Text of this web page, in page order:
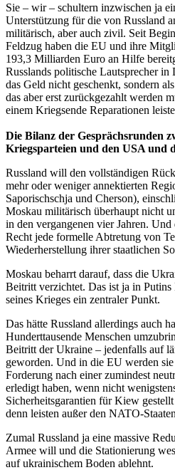
Sie – wir – schultern inzwischen ja
Unterstützung für die von Russland
militärisch, aber auch zivil. Seit
Feldzug haben die EU und ihre
193,3 Milliarden Euro an Hilfe
Russlands politische Lautsprecher in
das Geld nicht geschenkt, sondern
das aber erst zurückgezahlt werden
einem Kriegsende Reparationen
Die Bilanz der Gesprächsrunden
Kriegsparteien und den USA und
Russland will den vollständigen
mehr oder weniger annektierten
Saporischschja und Cherson),
Moskau militärisch überhaupt nicht
in den vergangenen vier Jahren.
Recht jede formelle Abtretung von
Wiederherstellung ihrer staatlichen
Moskau beharrt darauf, dass die
Beitritt verzichtet. Das ist ja in
seines Krieges ein zentraler Punkt.
Das hätte Russland allerdings auch
Hunderttausende Menschen
Beitritt der Ukraine – jedenfalls auf
geworden. Und in die EU werden
Forderung nach einer zumindest
erledigt haben, wenn nicht
Sicherheitsgarantien für Kiew
denn leisten außer den NATO-
Zumal Russland ja eine massive
Armee will und die Stationierung
auf ukrainischem Boden ablehnt.